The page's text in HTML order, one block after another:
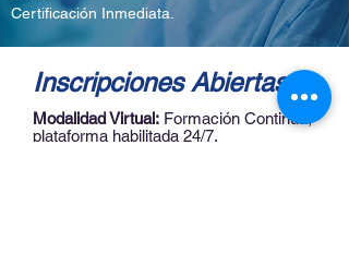
Certificación Inmediata.
Inscripciones Abiertas!
Modalidad Virtual: Formación Continua,
plataforma habilitada 24/7.